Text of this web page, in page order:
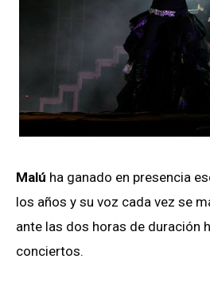
Malú ha ganado en presencia
los años y su voz cada vez se
ante las dos horas de duración
conciertos.